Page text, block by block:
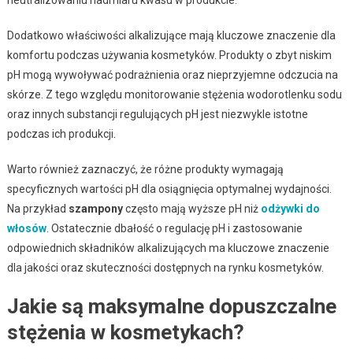
Dodatkowo właściwości alkalizujące mają kluczowe znaczenie dla
komfortu podczas używania kosmetyków. Produkty o zbyt niskim
pH mogą wywoływać podrażnienia oraz nieprzyjemne odczucia na
skórze. Z tego względu monitorowanie stężenia wodorotlenku sodu
oraz innych substancji regulujących pH jest niezwykle istotne
podczas ich produkcji.
Warto również zaznaczyć, że różne produkty wymagają
specyficznych wartości pH dla osiągnięcia optymalnej wydajności.
Na przykład szamponyczęsto mają wyższe pH niż odżywki do
włosów. Ostatecznie dbałość o regulację pH i zastosowanie
odpowiednich składników alkalizujących ma kluczowe znaczenie
dla jakości oraz skuteczności dostępnych na rynku kosmetyków.
Jakie są maksymalne dopuszczalne
stężenia w kosmetykach?